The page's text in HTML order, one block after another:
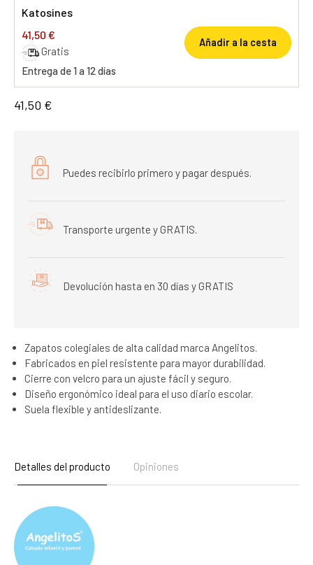
Katosines
41,50 €
Gratis
Entrega de 1 a 12 días
Añadir a la cesta
41,50 €
Puedes recibirlo primero y pagar después.
Transporte urgente y GRATIS.
Devolución hasta en 30 días y GRATIS
Zapatos colegiales de alta calidad marca Angelitos.
Fabricados en piel resistente para mayor durabilidad.
Cierre con velcro para un ajuste fácil y seguro.
Diseño ergonómico ideal para el uso diario escolar.
Suela flexible y antideslizante.
Detalles del producto Opiniones